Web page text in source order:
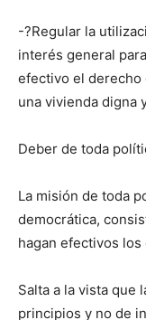
-?Regular la
interés general
efectivo el derecho
una vivienda digna
Deber de toda
La misión de toda
democrática,
hagan efectivos
Salta a la vista que
principios y no de